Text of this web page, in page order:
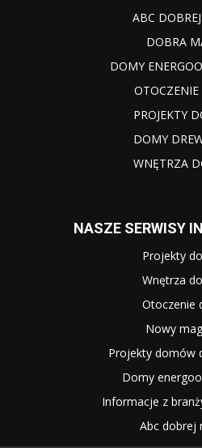
ABC
DOBRA
DOMY
PROJEKTY
DOMY
WNĘTRZA
NASZE SERWISY
Projekty
Wnętrza
Otoczenie
Nowy
Projekty domów
Domy
Informacje z
Abc dobrej